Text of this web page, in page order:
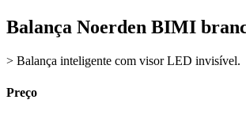
Balança Noerden BIMI
> Balança inteligente com visor LED invisível.
Preço